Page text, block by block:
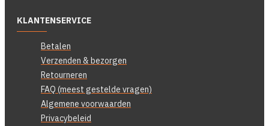
KLANTENSERVICE
Betalen
Verzenden & bezorgen
Retourneren
FAQ (meest gestelde vragen)
Algemene voorwaarden
Privacybeleid